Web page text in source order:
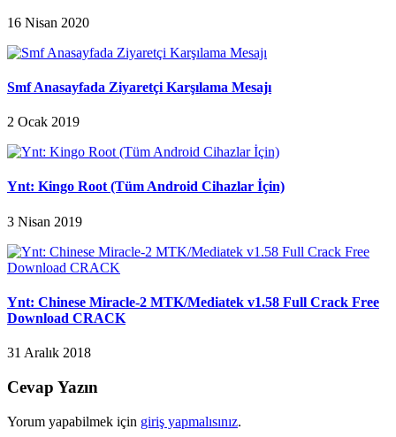
16 Nisan 2020
Smf Anasayfada Ziyaretçi Karşılama Mesajı
2 Ocak 2019
Ynt: Kingo Root (Tüm Android Cihazlar İçin)
3 Nisan 2019
Ynt: Chinese Miracle-2 MTK/Mediatek v1.58 Full Crack Free
Download CRACK
31 Aralık 2018
Cevap Yazın
Yorum yapabilmek için giriş yapmalısınız.